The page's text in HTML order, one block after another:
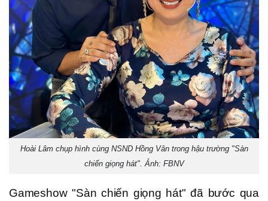
Hoài Lâm chụp hình cùng NSND Hồng Vân trong hậu trường "Sàn
chiến giọng hát". Ảnh: FBNV
Gameshow "Sàn chiến giọng hát" đã bước qua